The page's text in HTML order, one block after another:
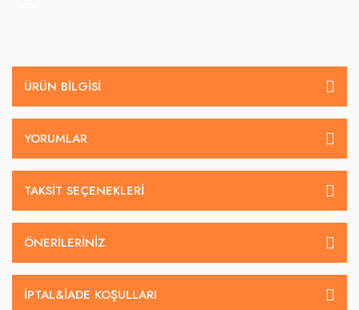
ÜRÜN BILGISI
YORUMLAR
TAKSIT SEÇENEKLERI
ÖNERILERINIZ
İPTAL&IADE KOŞULLARI